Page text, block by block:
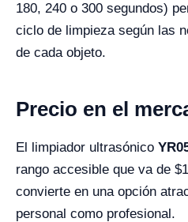
180, 240 o 300 segundos)
ciclo de limpieza según las
de cada objeto.
Precio en el
El limpiador ultrasónico
rango accesible que va de
convierte en una opción
personal como profesional.